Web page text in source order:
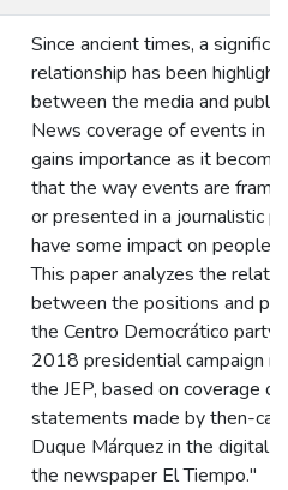
Since ancient times, a
relationship has been
between the media and public
News coverage of events in
gains importance as it
that the way events are
or presented in a journalistic
have some impact on people's
This paper analyzes the
between the positions and
the Centro Democrático party
2018 presidential campaign
the JEP, based on coverage of
statements made by then-
Duque Márquez in the digital
the newspaper El Tiempo."